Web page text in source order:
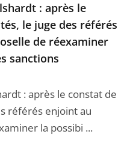
: après le
le juge des référés
de réexaminer
sanctions
: après le constat de
référés enjoint au
la possibi ...